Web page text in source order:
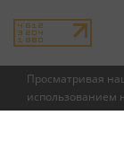
Просматривая
использованием